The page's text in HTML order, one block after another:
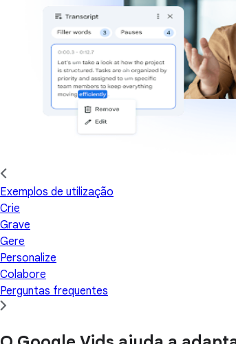
Exemplos de utilização
Crie
Grave
Gere
Personalize
Colabore
Perguntas frequentes